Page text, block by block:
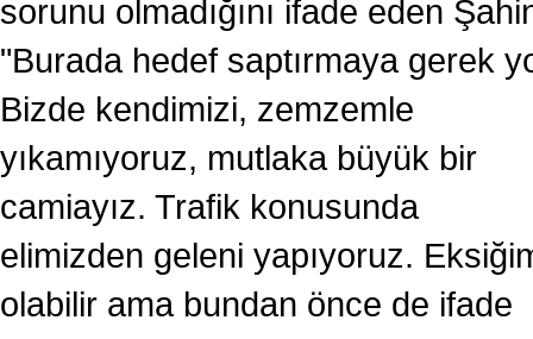
sorunu olmadığını ifade eden
"Burada hedef saptırmaya gerek
Bizde kendimizi, zemzemle
yıkamıyoruz, mutlaka büyük bir
camiayız. Trafik konusunda
elimizden geleni yapıyoruz.
olabilir ama bundan önce de ifade